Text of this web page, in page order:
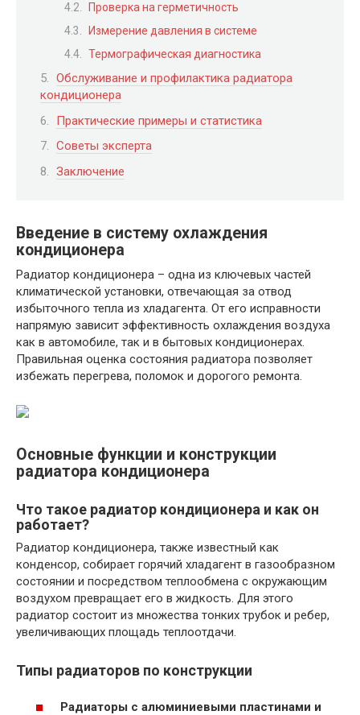
Проверка на герметичность
Измерение давления в системе
Термографическая диагностика
Обслуживание и профилактика радиатора
кондиционера
Практические примеры и статистика
Советы эксперта
Заключение
Введение в систему охлаждения
кондиционера
Радиатор кондиционера – одна из ключевых частей
климатической установки, отвечающая за отвод
избыточного тепла из хладагента. От его исправности
напрямую зависит эффективность охлаждения воздуха
как в автомобиле, так и в бытовых кондиционерах.
Правильная оценка состояния радиатора позволяет
избежать перегрева, поломок и дорогого ремонта.
Основные функции и конструкции
радиатора кондиционера
Что такое радиатор кондиционера и как он
работает?
Радиатор кондиционера, также известный как
конденсор, собирает горячий хладагент в газообразном
состоянии и посредством теплообмена с окружающим
воздухом превращает его в жидкость. Для этого
радиатор состоит из множества тонких трубок и ребер,
увеличивающих площадь теплоотдачи.
Типы радиаторов по конструкции
Радиаторы с алюминиевыми пластинами и